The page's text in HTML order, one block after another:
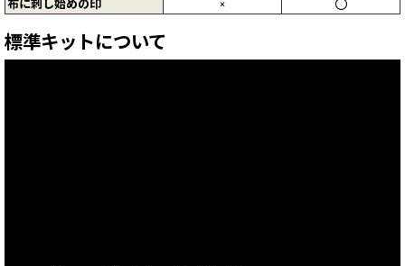
布に刺し始めの印 × 〇
標準キットについて